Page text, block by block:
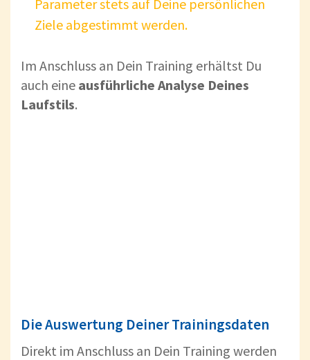
Parameter stets auf Deine persönlichen
Ziele abgestimmt werden.
Im Anschluss an Dein Training erhältst Du
auch eine ausführliche Analyse Deines
Laufstils.
Die Auswertung Deiner Trainingsdaten
Direkt im Anschluss an Dein Training werden